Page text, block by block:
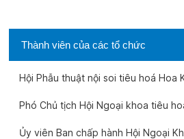
Thành viên của các tổ chức
Hội Phẫu thuật nội soi tiêu hoá Hoa
Phó Chủ tịch Hội Ngoại khoa tiêu
Ủy viên Ban chấp hành Hội Ngoại